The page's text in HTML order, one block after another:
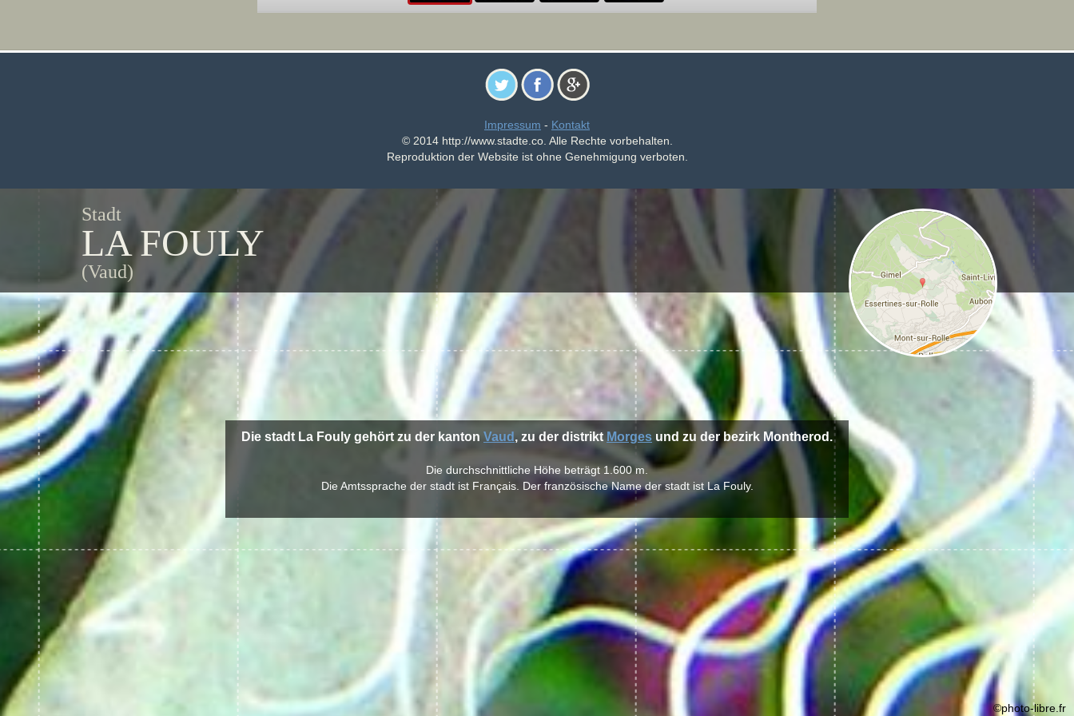
Impressum - Kontakt
© 2014 http://www.stadte.co. Alle Rechte vorbehalten.
Reproduktion der Website ist ohne Genehmigung verboten.
Stadt
LA FOULY
(Vaud)
Die stadt La Fouly gehört zu der kanton Vaud , zu der distrikt Morges und zu der bezirk Montherod.
Die durchschnittliche Höhe beträgt 1.600 m.
Die Amtssprache der stadt ist Français. Der französische Name der stadt ist La Fouly.
©photo-libre.fr